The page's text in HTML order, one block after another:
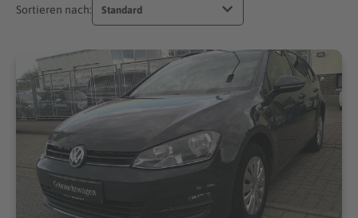
Sortieren nach: Standard